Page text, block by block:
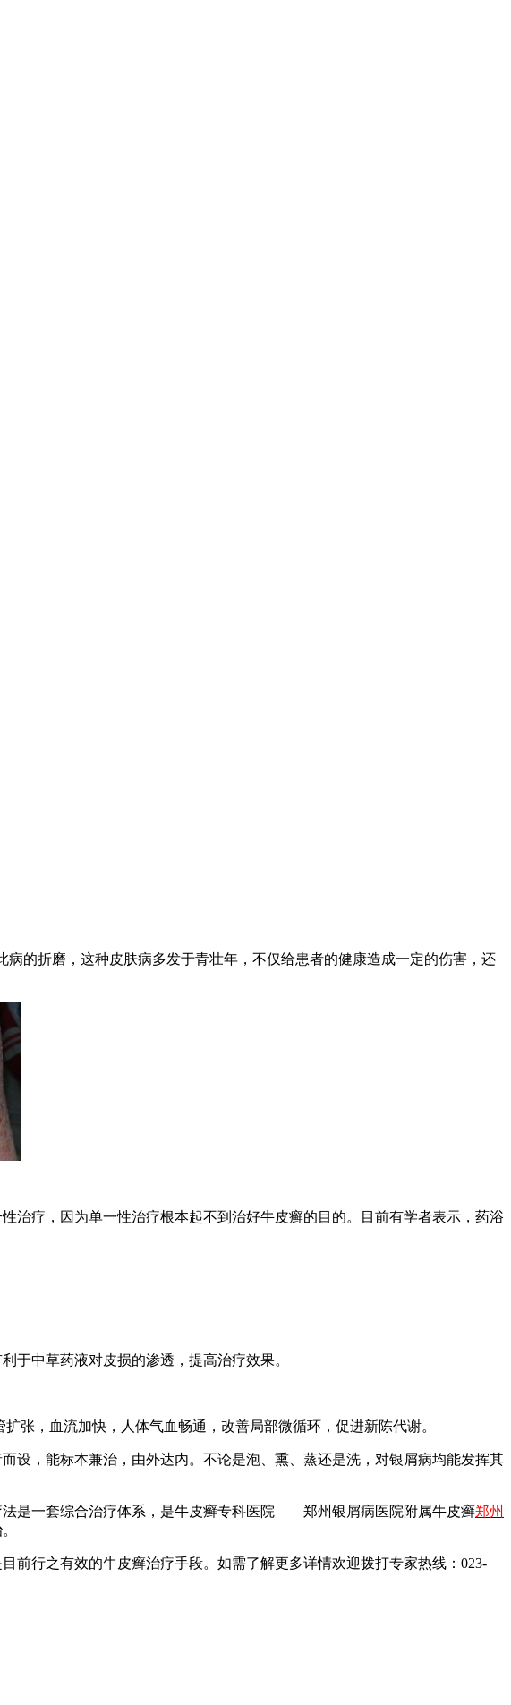
的折磨，这种皮肤病多发于青壮年，不仅给患者的健康造成一定的伤害，还
治疗，因为单一性治疗根本起不到治好牛皮癣的目的。目前有学者表示，药浴
于中草药液对皮损的渗透，提高治疗效果。
张，血流加快，人体气血畅通，改善局部微循环，促进新陈代谢。
设，能标本兼治，由外达内。不论是泡、熏、蒸还是洗，对银屑病均能发挥其
是一套综合治疗体系，是牛皮癣专科医院——郑州银屑病医院附属牛皮癣郑州
前行之有效的牛皮癣治疗手段。如需了解更多详情欢迎拨打专家热线：023-